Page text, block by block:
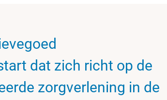
dat zich richt op de
zorgverlening in de